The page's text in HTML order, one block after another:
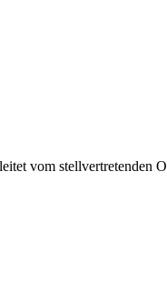
vom stellvertretenden